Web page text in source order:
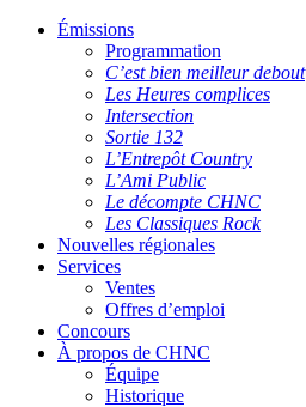
Émissions
Programmation
C’est bien meilleur debout
Les Heures complices
Intersection
Sortie 132
L’Entrepôt Country
L’Ami Public
Le décompte CHNC
Les Classiques Rock
Nouvelles régionales
Services
Ventes
Offres d’emploi
Concours
À propos de CHNC
Équipe
Historique